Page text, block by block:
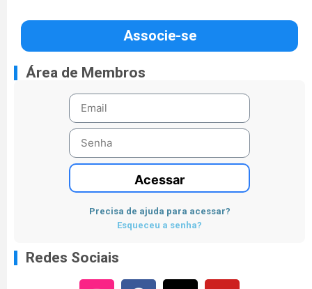
Associe-se
Área de Membros
Acessar
Precisa de ajuda para acessar?
Esqueceu a senha?
Redes Sociais